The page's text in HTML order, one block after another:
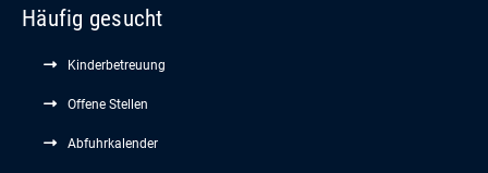
Häufig gesucht
Kinderbetreuung
Offene Stellen
Abfuhrkalender